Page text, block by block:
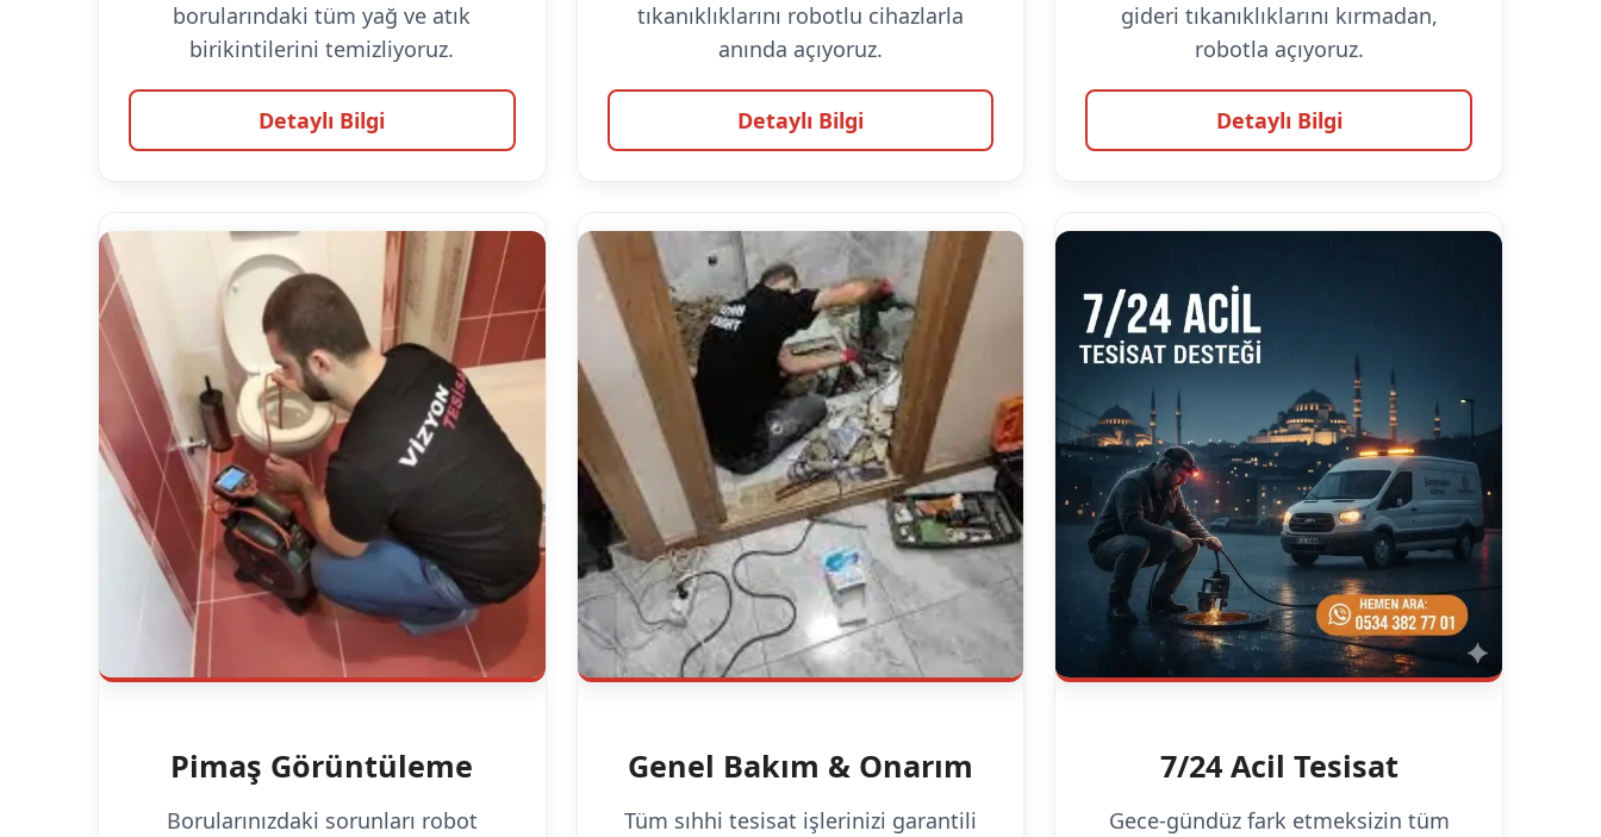
borularındaki tüm yağ ve atık
birikintilerini temizliyoruz.
Detaylı Bilgi
tıkanıklıklarını robotlu cihazlarla
anında açıyoruz.
Detaylı Bilgi
gideri tıkanıklıklarını kırmadan,
robotla açıyoruz.
Detaylı Bilgi
Pimaş Görüntüleme
Borularınızdaki sorunları robot
Genel Bakım & Onarım
Tüm sıhhi tesisat işlerinizi garantili
7/24 Acil Tesisat
Gece-gündüz fark etmeksizin tüm